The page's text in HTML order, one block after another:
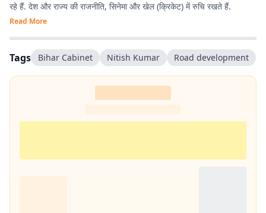
रहे हैं. देश और राज्य की राजनीति, सिनेमा और खेल (क्रिकेट) में रुचि रखते हैं.
Read More
Tags Bihar Cabinet Nitish Kumar Road development